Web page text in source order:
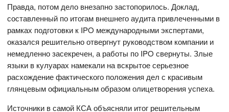
Правда, потом дело внезапно застопорилось. Доклад,
составленный по итогам внешнего аудита привлеченными в
рамках подготовки к IPO международными экспертами,
оказался решительно отвергнут руководством компании и
немедленно засекречен, а работы по IPO свернуты. Злые
языки в кулуарах намекали на вскрытое серьезное
расхождение фактического положения дел с красивым
глянцевым официальным образом олицетворения успеха.
Источники в самой КСА объясняли итог решительным